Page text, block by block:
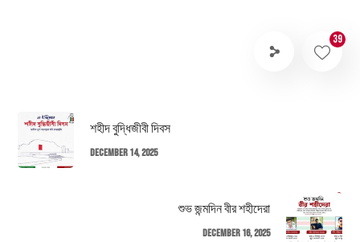
39
শহীদ বুদ্ধিজীবী দিবস
December 14, 2025
শুভ জন্মদিন বীর শহীদেরা
December 16, 2025